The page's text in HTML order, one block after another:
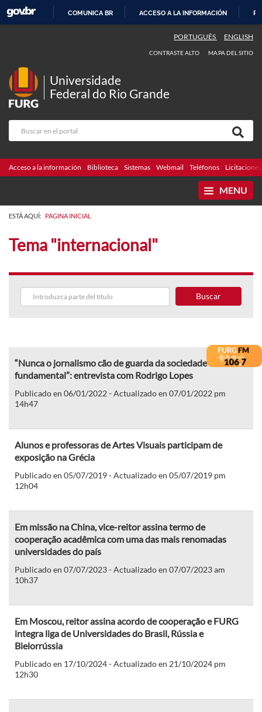
CONTENIDO
COMUNICA BR ACCESO A LA INFORMACIÓN
PORTUGUÊS ENGLISH
CONTRASTE ALTO MAPA DEL SITIO
Universidade
Federal do Rio Grande
Acceso a la información Biblioteca Sistemas Webmail Teléfonos Licitaciones
MENU
ESTÁ AQUÍ: PAGINA INICIAL
Tema "internacional"
Buscar
“Nunca o jornalismo cão de guarda da sociedade foi tão
fundamental”: entrevista com Rodrigo Lopes
Publicado en 06/01/2022 - Actualizado en 07/01/2022 pm
14h47
Alunos e professoras de Artes Visuais participam de
exposição na Grécia
Publicado en 05/07/2019 - Actualizado en 05/07/2019 pm
12h04
Em missão na China, vice-reitor assina termo de
cooperação acadêmica com uma das mais renomadas
universidades do país
Publicado en 07/07/2023 - Actualizado en 07/07/2023 am
10h37
Em Moscou, reitor assina acordo de cooperação e FURG
integra liga de Universidades do Brasil, Rússia e
Bielorrússia
Publicado en 17/10/2024 - Actualizado en 21/10/2024 pm
12h30